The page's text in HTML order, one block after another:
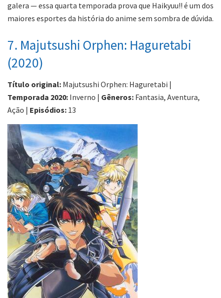
galera — essa quarta temporada prova que Haikyuu!! é um dos
maiores esportes da história do anime sem sombra de dúvida.
7. Majutsushi Orphen: Haguretabi
(2020)
Título original: Majutsushi Orphen: Haguretabi |
Temporada 2020: Inverno | Gêneros: Fantasia, Aventura,
Ação | Episódios: 13